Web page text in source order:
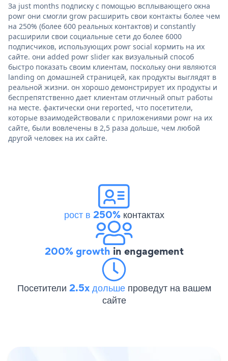
За just months подписку с помощью всплывающего окна
powr они смогли grow расширить свои контакты более чем
на 250% (более 600 реальных контактов) и constantly
расширили свои социальные сети до более 6000
подписчиков, использующих powr social кормить на их
сайте. они added powr slider как визуальный способ
быстро показать своим клиентам, поскольку они являются
landing on домашней страницей, как продукты выглядят в
реальной жизни. он хорошо демонстрирует их продукты и
беспрепятственно дает клиентам отличный опыт работы
на месте. фактически они reported, что посетители,
которые взаимодействовали с приложениями powr на их
сайте, были вовлечены в 2,5 раза дольше, чем любой
другой человек на их сайте.
рост в 250%контактах
200% growth in engagement
Посетители 2.5x дольше проведут на вашем
сайте